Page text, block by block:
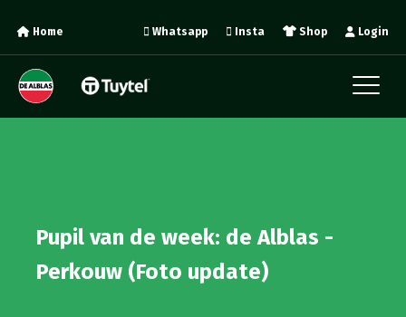
Home Login
Shop
Insta
Whatsapp
Pupil van de week: de Alblas -
Perkouw (Foto update)